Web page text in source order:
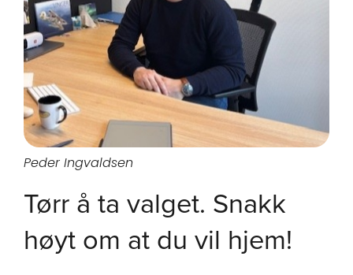
Tørr å ta valget. Snakk
høyt om at du vil hjem!
Peder Ingvaldsen